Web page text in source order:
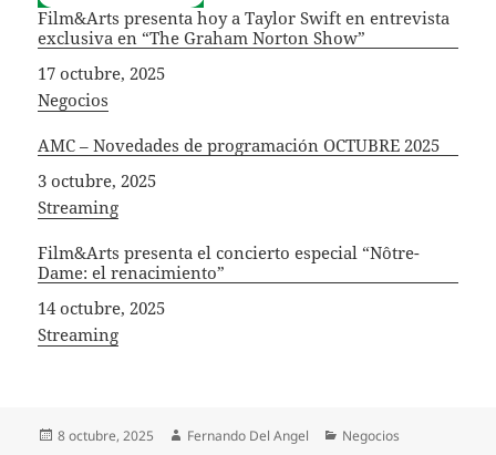
Film&Arts presenta hoy a Taylor Swift en entrevista
exclusiva en “The Graham Norton Show”
Fecha
17 octubre, 2025
In relation to
Negocios
AMC – Novedades de programación OCTUBRE 2025
Fecha
3 octubre, 2025
In relation to
Streaming
Film&Arts presenta el concierto especial “Nôtre-
Dame: el renacimiento”
Fecha
14 octubre, 2025
In relation to
Streaming
Publicado
8 octubre, 2025 Autor
Fernando Del Angel Categorías
Negocios